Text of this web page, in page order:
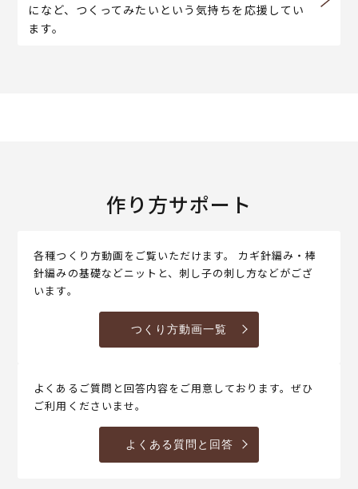
になど、つくってみたいという気持ちを応援してい
ます。
作り方サポート
各種つくり方動画をご覧いただけます。 カギ針編み・棒
針編みの基礎などニットと、刺し子の刺し方などがござ
います。
つくり方動画一覧
よくあるご質問と回答内容をご用意しております。ぜひ
ご利用くださいませ。
よくある質問と回答